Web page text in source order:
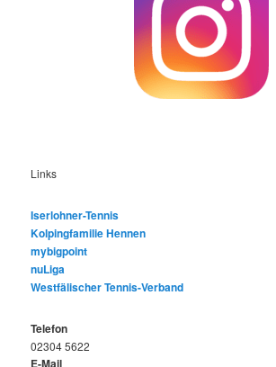
Links
Iserlohner-Tennis
Kolpingfamilie Hennen
mybigpoint
nuLiga
Westfälischer Tennis-Verband
Telefon
02304 5622
E-Mail